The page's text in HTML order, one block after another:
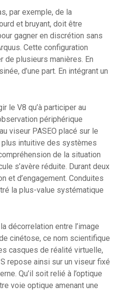
par exemple, de la
et bruyant, doit être
gagner en discrétion sans
Cette configuration
de plusieurs manières. En
d’une part. En intégrant un
le V8 qu’à participer au
périphérique
viseur PASEO placé sur le
plus intuitive des systèmes
de la situation
s’avère réduite. Durant deux
et d’engagement. Conduites
la plus-value systématique
décorrelation entre l’image
cinétose, ce nom scientifique
casques de réalité virtuelle,
repose ainsi sur un viseur fixé
Qu’il soit relié à l’optique
voie optique amenant une